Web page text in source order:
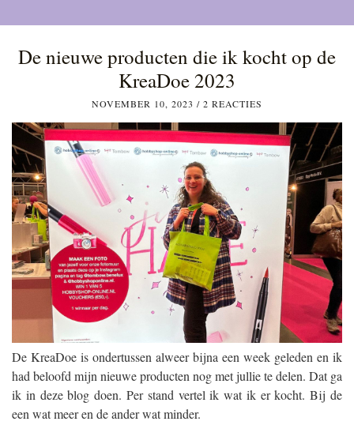
De nieuwe producten die ik kocht op de
KreaDoe 2023
NOVEMBER 10, 2023 / 2 REACTIES
De KreaDoe is ondertussen alweer bijna een week geleden en ik
had beloofd mijn nieuwe producten nog met jullie te delen. Dat ga
ik in deze blog doen. Per stand vertel ik wat ik er kocht. Bij de
een wat meer en de ander wat minder.